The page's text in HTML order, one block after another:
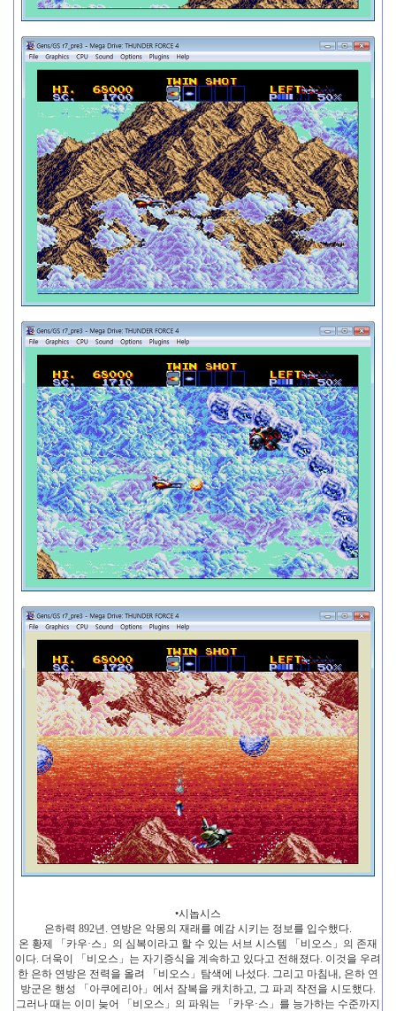
•시놉시스
은하력 892년. 연방은 악몽의 재래를 예감 시키는 정보를 입수했다.
온 황제 「카우·스」의 심복이라고 할 수 있는 서브 시스템 「비오스」의 존재
이다. 더욱이 「비오스」는 자기증식을 계속하고 있다고 전해졌다. 이것을 우려
한 은하 연방은 전력을 올려 「비오스」탐색에 나섰다. 그리고 마침내, 은하 연
방군은 행성 「아쿠에리아」에서 잠복을 캐치하고, 그 파괴 작전을 시도했다.
그러나 때는 이미 늦어 「비오스」의 파워는 「카우·스」를 능가하는 수준까지